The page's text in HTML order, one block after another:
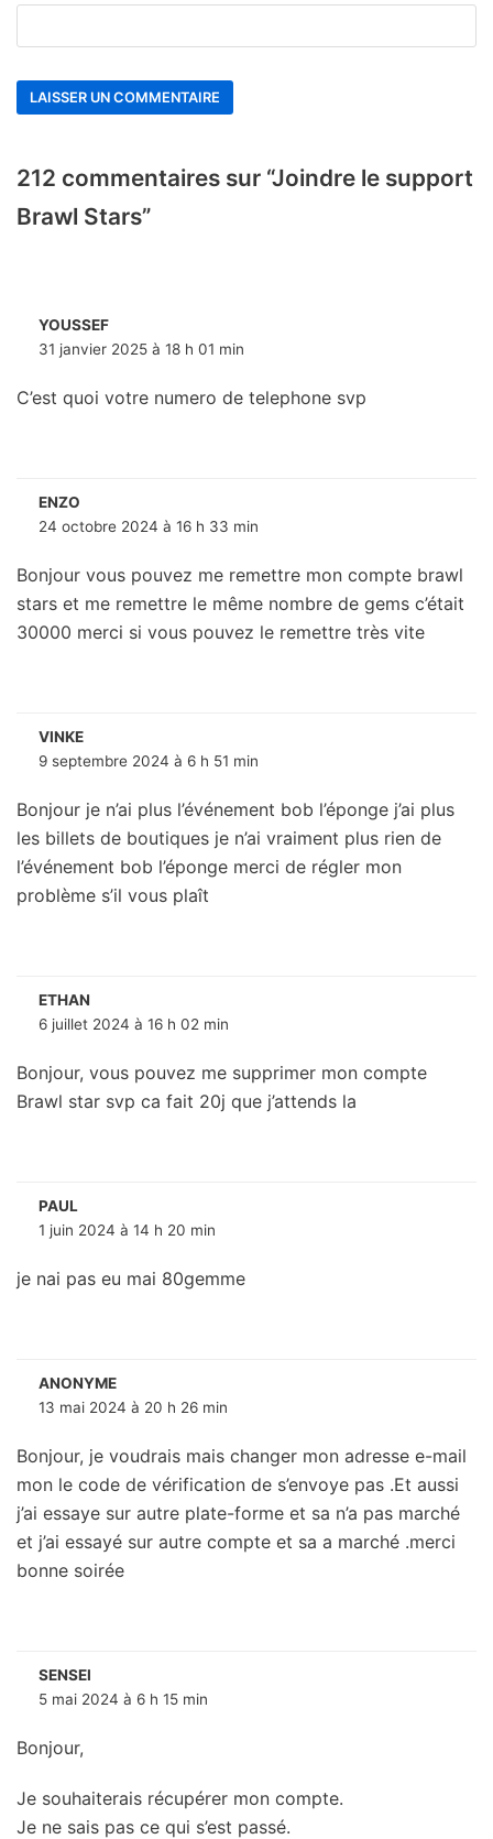
212 commentaires sur “Joindre le support
Brawl Stars”
YOUSSEF
31 janvier 2025 à 18 h 01 min
C’est quoi votre numero de telephone svp
ENZO
24 octobre 2024 à 16 h 33 min
Bonjour vous pouvez me remettre mon compte brawl
stars et me remettre le même nombre de gems c’était
30000 merci si vous pouvez le remettre très vite
VINKE
9 septembre 2024 à 6 h 51 min
Bonjour je n’ai plus l’événement bob l’éponge j’ai plus
les billets de boutiques je n’ai vraiment plus rien de
l’événement bob l’éponge merci de régler mon
problème s’il vous plaît
ETHAN
6 juillet 2024 à 16 h 02 min
Bonjour, vous pouvez me supprimer mon compte
Brawl star svp ca fait 20j que j’attends la
PAUL
1 juin 2024 à 14 h 20 min
je nai pas eu mai 80gemme
ANONYME
13 mai 2024 à 20 h 26 min
Bonjour, je voudrais mais changer mon adresse e-mail
mon le code de vérification de s’envoye pas .Et aussi
j’ai essaye sur autre plate-forme et sa n’a pas marché
et j’ai essayé sur autre compte et sa a marché .merci
bonne soirée
SENSEI
5 mai 2024 à 6 h 15 min
Bonjour,
Je souhaiterais récupérer mon compte.
Je ne sais pas ce qui s’est passé.